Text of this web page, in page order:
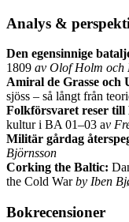
Analys &
Den egensinnige
1809 av Olof Holm och
Amiral de Grasse och
sjöss – så långt från
Folkförsvaret reser till
kultur i BA 01–03 av
Militär gårdag
Björnsson
Corking the Baltic:
the Cold Warby Iben
Bokrecensioner